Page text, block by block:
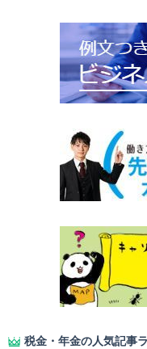
税金・年金の人気記事